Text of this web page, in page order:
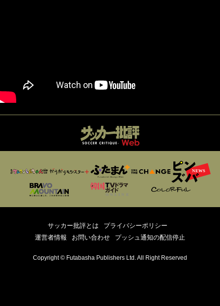
サッカー批評とは
プライバシーポリシー
運営者情報
お問い合わせ プッシュ通知の配信停止
Copyright © Futabasha Publishers Ltd. All Right Reserved